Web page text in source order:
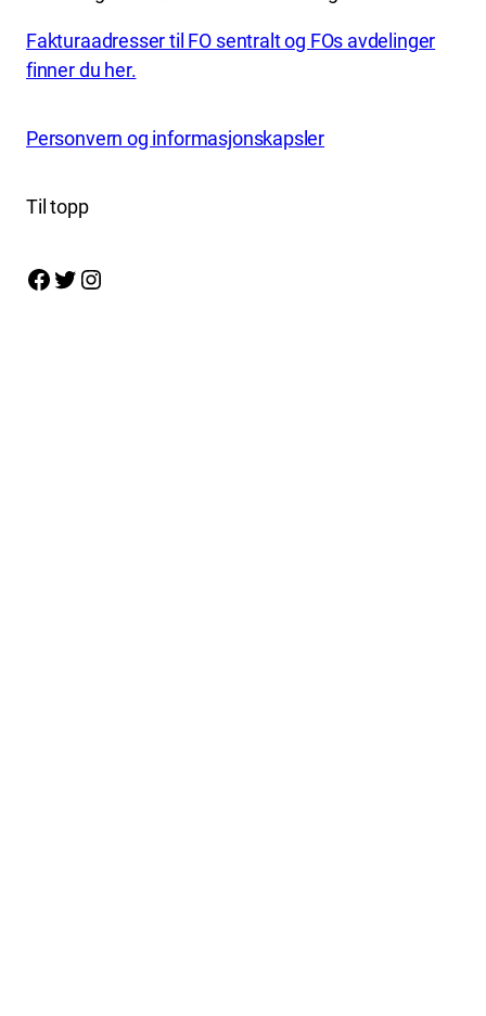
Fakturaadresser til FO sentralt og FOs avdelinger
finner du her.
Personvern og informasjonskapsler
Til topp
Facebook Twitter Instagram